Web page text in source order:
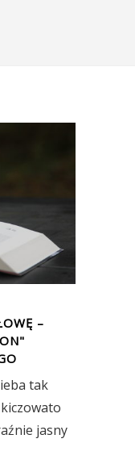
–
tak
jasny